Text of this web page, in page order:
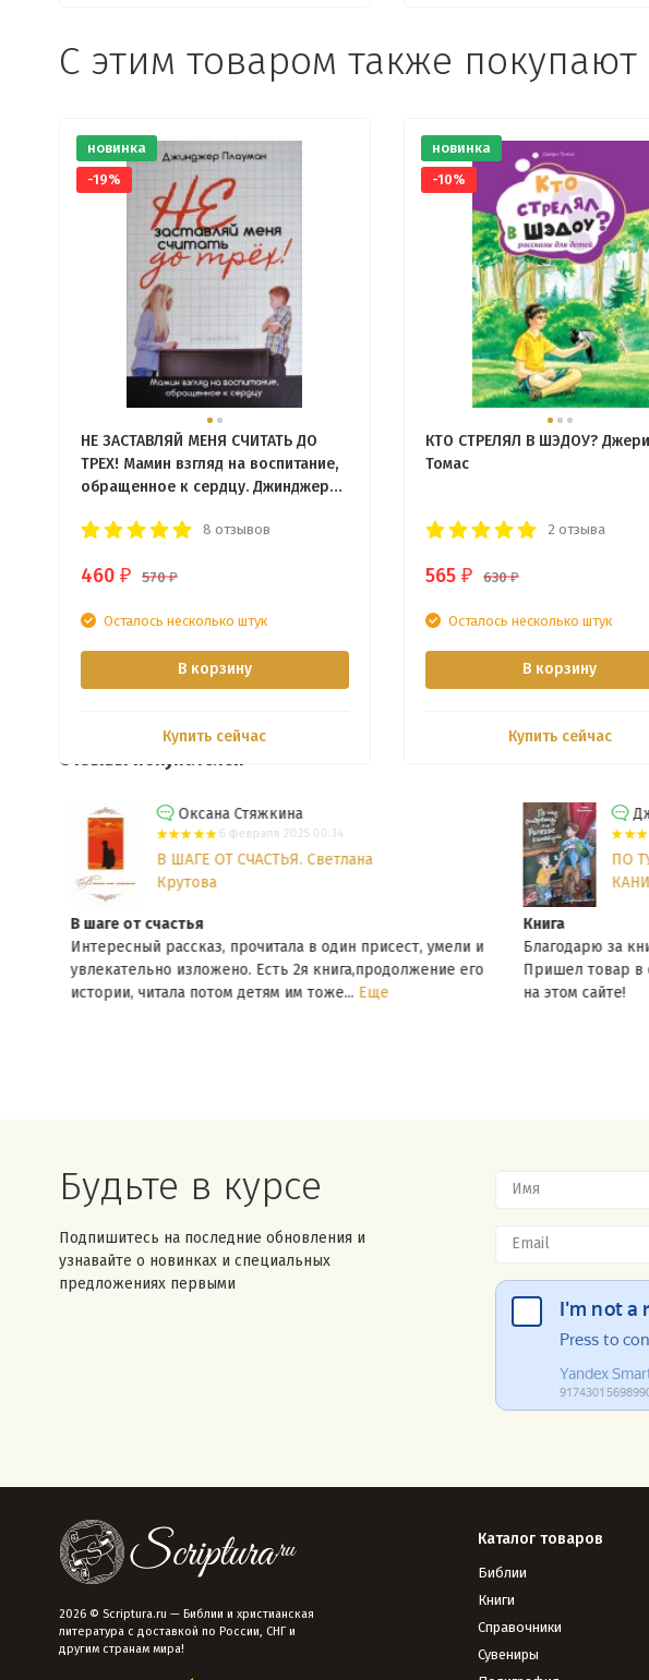
С этим товаром также покупают
новинка
-19%
НЕ ЗАСТАВЛЯЙ МЕНЯ СЧИТАТЬ ДО
ТРЕХ! Мамин взгляд на воспитание,
обращенное к сердцу. Джинджер
8 отзывов
460 ₽ 570₽
Осталось несколько штук
В корзину
Купить сейчас
новинка
-10%
КТО СТРЕЛЯЛ В ШЭДОУ? Джери
Томас
2 отзыва
565₽ 630₽
Осталось несколько штук
В корзину
Купить сейчас
Отзывы покупателей
Оксана Стяжкина
6 февраля 2025 00:14
В ШАГЕ ОТ СЧАСТЬЯ. Светлана
Крутова
В шаге от счастья
Интересный рассказ, прочитала в один присест, умели и
увлекательно изложено. Есть 2я книга,продолжение его
истории, читала потом детям им тоже... Еще
ПО
Книга
Благодарю за
Пришел товар в
на этом сайте!
Будьте в курсе
Подпишитесь на последние обновления и
узнавайте о новинках и специальных
предложениях первыми
2026 © Scriptura.ru — Библии и христианская
литература с доставкой по России, СНГ и
другим странам мира!
Каталог товаров
Библии
Книги
Справочники
Сувениры